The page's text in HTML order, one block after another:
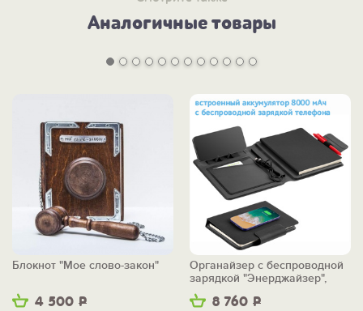
Аналогичные товары
4 500 Р
Блокнот "Мое слово-закон"
8 760 Р
Органайзер с беспроводной
зарядкой "Энерджайзер",
вер.2